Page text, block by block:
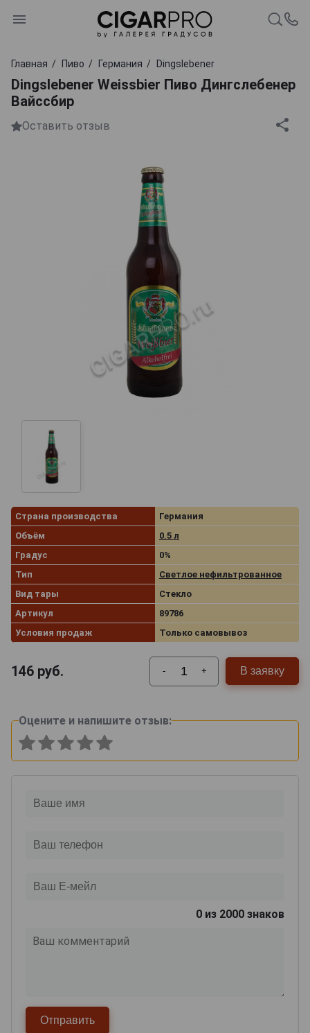
Главная Пиво Германия Dingslebener
Dingslebener Weissbier Пиво Дингслебенер
Вайссбир
Оставить отзыв
Страна производства
Германия
Объём
0.5 л
Градус
0%
Тип
Светлое нефильтрованное
Вид тары
Стекло
Артикул
89786
Условия продаж
Только самовывоз
146 руб. - + В заявку
Оцените и напишите отзыв:
0 из 2000 знаков